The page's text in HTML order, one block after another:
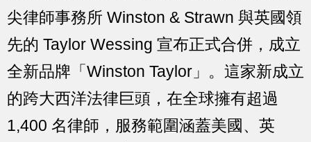
尖律師事務所 Winston & Strawn 與英國領
先的 Taylor Wessing 宣布正式合併，成立
全新品牌「Winston Taylor」。這家新成立
的跨大西洋法律巨頭，在全球擁有超過
1,400 名律師，服務範圍涵蓋美國、英